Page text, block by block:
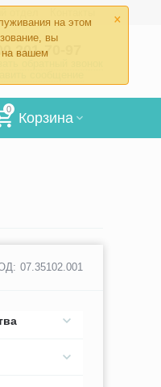
×
на этом
вы
на вашем
201-70-97
0
Корзина
07.35102.001